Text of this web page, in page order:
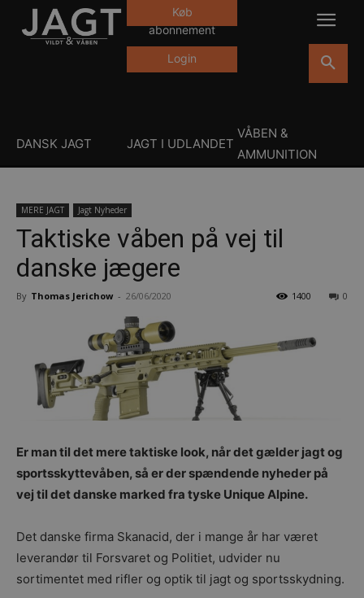
Køb
abonnement
Login
DANSK JAGT JAGT I UDLANDET
VÅBEN &
AMMUNITION
MERE JAGT Jagt Nyheder
Taktiske våben på vej til
danske jægere
By Thomas Jerichow - 26/06/2020 0
1400
Er man til det mere taktiske look, når det gælder jagt og
sportsskyttevåben, så er der spændende nyheder på
vej til det danske marked fra tyske Unique Alpine.
Det danske firma Skanacid, der i mange år har været
leverandør til Forsvaret og Politiet, udvider nu
sortimentet med rifler og optik til jagt og sportsskydning.